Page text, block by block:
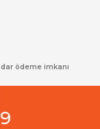
ödeme imkanı